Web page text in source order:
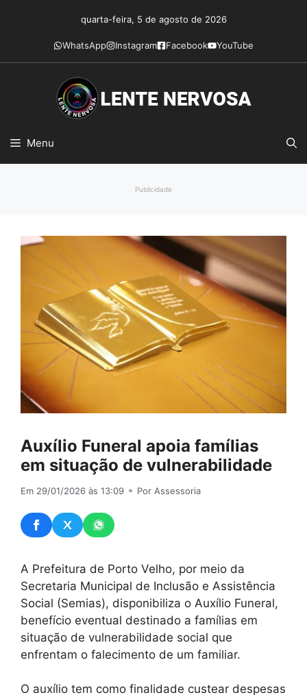
conteúdo
quarta-feira, 5 de agosto de 2026
WhatsApp Instagram Facebook YouTube
Menu
Publicidade
Auxílio Funeral apoia famílias
em situação de vulnerabilidade
Em 29/01/2026 às 13:09 ⚬ Por Assessoria
A Prefeitura de Porto Velho, por meio da
Secretaria Municipal de Inclusão e Assistência
Social (Semias), disponibiliza o Auxílio Funeral,
benefício eventual destinado a famílias em
situação de vulnerabilidade social que
enfrentam o falecimento de um familiar.
O auxílio tem como finalidade custear despesas